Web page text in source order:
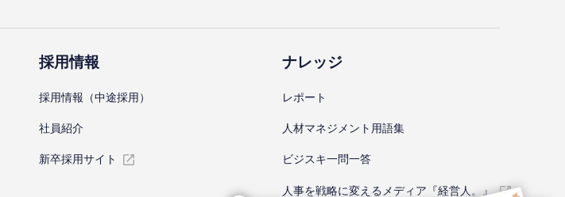
採⽤情報
採⽤情報（中途採⽤）
社員紹介
新卒採⽤サイト
ナレッジ
レポート
⼈材マネジメント⽤語集
ビジスキ⼀問⼀答
人事を戦略に変えるメディア『経営人。』